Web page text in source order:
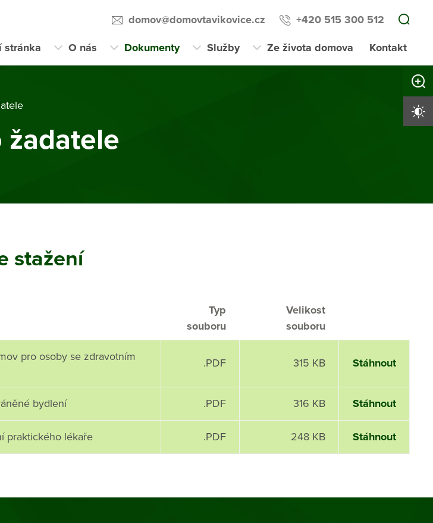
domov@domovtavikovice.cz +420 515 300 512
stránka O nás Dokumenty Služby Ze života domova Kontakt
stažení
Typ
souboru
Velikost
souboru
pro osoby se zdravotním
.PDF 315 KB Stáhnout
bydlení .PDF 316 KB Stáhnout
praktického lékaře .PDF 248 KB Stáhnout